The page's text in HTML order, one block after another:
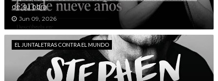
de su obra
Jun 09, 2026
EL JUNTALETRAS CONTRA EL MUNDO